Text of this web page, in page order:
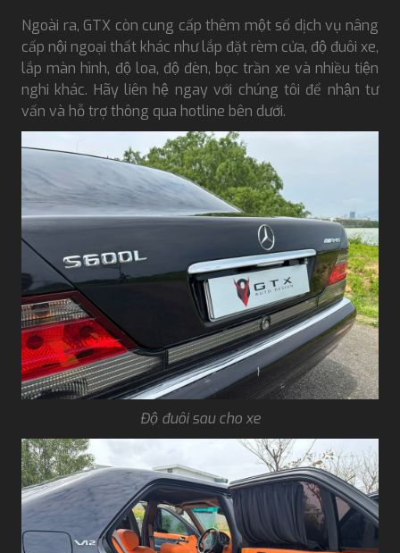
Ngoài ra, GTX còn cung cấp thêm một số dịch vụ nâng
cấp nội ngoại thất khác như lắp đặt rèm cửa, độ đuôi xe,
lắp màn hình, độ loa, độ đèn, bọc trần xe và nhiều tiện
nghi khác. Hãy liên hệ ngay với chúng tôi để nhận tư
vấn và hỗ trợ thông qua hotline bên dưới.
Độ đuôi sau cho xe